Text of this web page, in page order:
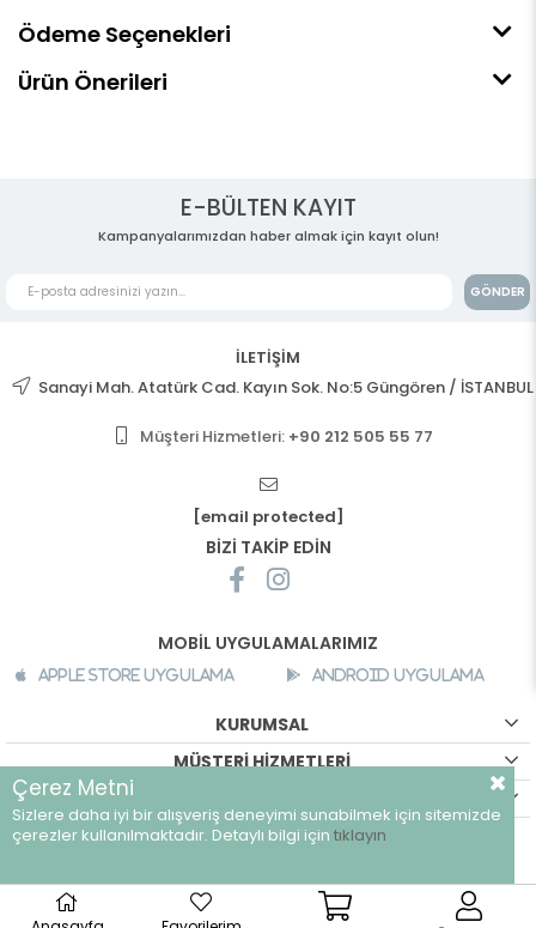
Ödeme Seçenekleri
Ürün Önerileri
E-BÜLTEN KAYIT
Kampanyalarımızdan haber almak için kayıt olun!
GÖNDER
İLETİŞİM
Sanayi Mah. Atatürk Cad. Kayın Sok. No:5 Güngören / İSTANBUL
Müşteri Hizmetleri: +90 212 505 55 77
[email protected]
BİZİ TAKİP EDİN
MOBİL UYGULAMALARIMIZ
Apple Store Uygulama Android Uygulama
KURUMSAL
MÜŞTERİ HİZMETLERİ
©breeze.com.tr - Tüm hakları saklıdır.
Çerez Metni
Sizlere daha iyi bir alışveriş deneyimi sunabilmek için sitemizde
çerezler kullanılmaktadır. Detaylı bilgi için tıklayın